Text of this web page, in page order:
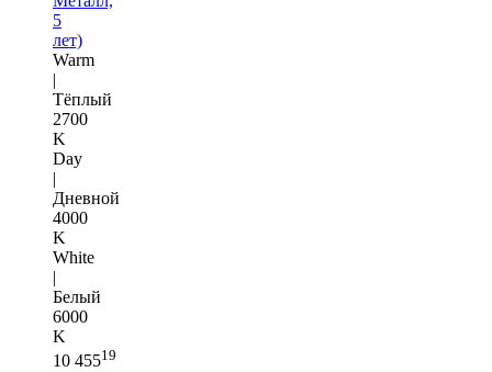
5
лет)
Warm
|
Тёплый
2700
K
Day
|
Дневной
4000
K
White
|
Белый
6000
K
10 45519